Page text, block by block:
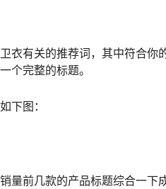
衣有关的推荐词，其中符合你
个完整的标题。
下图：
量前几款的产品标题综合一下